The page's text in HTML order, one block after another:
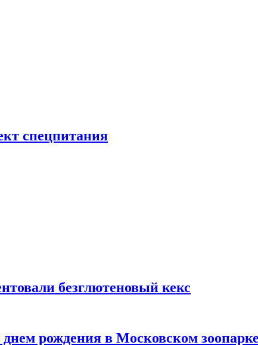
спецпитания
безглютеновый кекс
рождения в Московском зоопарке